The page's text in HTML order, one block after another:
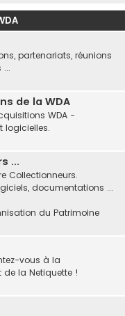
partenariats, réunions
de la WDA
WDA -
logicielles.
...
Collectionneurs.
documentations ...
du Patrimoine
vous à la
la Netiquette !